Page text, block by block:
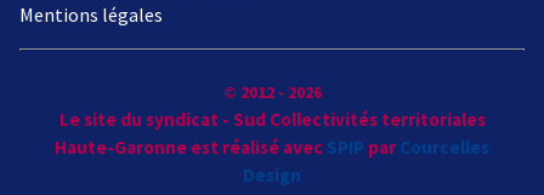
Mentions légales
© 2012 - 2026
Le site du syndicat - Sud Collectivités territoriales
Haute-Garonne est réalisé avec SPIP par Courcelles
Design